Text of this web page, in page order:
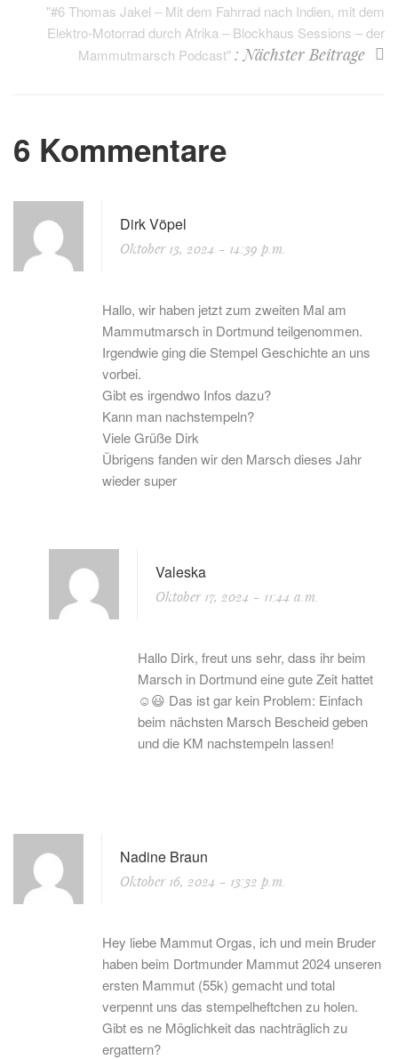
"#6 Thomas Jakel – Mit dem Fahrrad nach Indien, mit dem
Elektro-Motorrad durch Afrika – Blockhaus Sessions – der
Mammutmarsch Podcast": Nächster Beitrage
6 Kommentare
Dirk Vöpel
Oktober 13, 2024 - 14:39 p.m.
Hallo, wir haben jetzt zum zweiten Mal am
Mammutmarsch in Dortmund teilgenommen.
Irgendwie ging die Stempel Geschichte an uns
vorbei.
Gibt es irgendwo Infos dazu?
Kann man nachstempeln?
Viele Grüße Dirk
Übrigens fanden wir den Marsch dieses Jahr
wieder super
Valeska
Oktober 17, 2024 - 11:44 a.m.
Hallo Dirk, freut uns sehr, dass ihr beim
Marsch in Dortmund eine gute Zeit hattet
☺️😃 Das ist gar kein Problem: Einfach
beim nächsten Marsch Bescheid geben
und die KM nachstempeln lassen!
Nadine Braun
Oktober 16, 2024 - 13:32 p.m.
Hey liebe Mammut Orgas, ich und mein Bruder
haben beim Dortmunder Mammut 2024 unseren
ersten Mammut (55k) gemacht und total
verpennt uns das stempelheftchen zu holen.
Gibt es ne Möglichkeit das nachträglich zu
ergattern?